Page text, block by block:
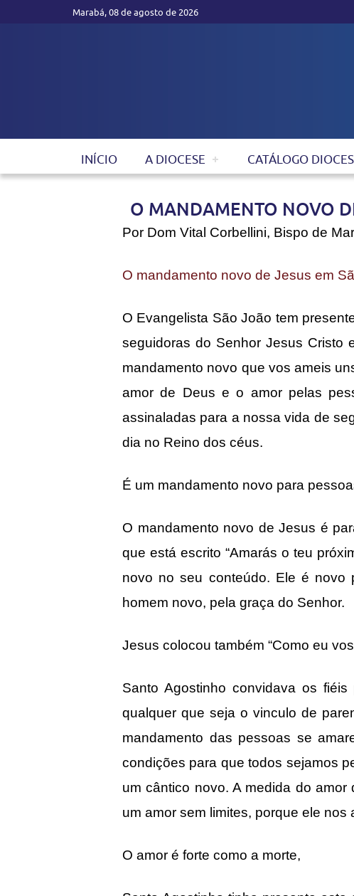
Marabá, 08 de agosto de 2026
INÍCIO A DIOCESE CATÁLOGO
O MANDAMENTO NOVO
Por Dom Vital Corbellini, Bispo de
O mandamento novo de Jesus em
O Evangelista São João tem
seguidoras do Senhor Jesus Cristo
mandamento novo que vos ameis
amor de Deus e o amor pelas
assinaladas para a nossa vida de
dia no Reino dos céus.
É um mandamento novo para
O mandamento novo de Jesus é
que está escrito “Amarás o teu
novo no seu conteúdo. Ele é novo
homem novo, pela graça do Senhor.
Jesus colocou também “Como eu
Santo Agostinho convidava os
qualquer que seja o vinculo de
mandamento das pessoas se
condições para que todos sejamos
um cântico novo. A medida do
um amor sem limites, porque ele nos
O amor é forte como a morte,